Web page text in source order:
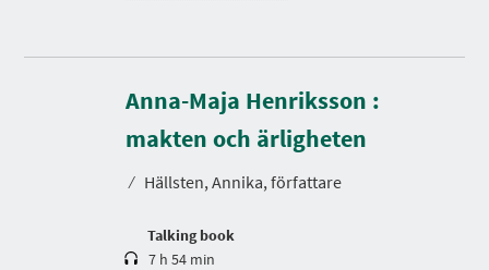
Anna-Maja Henriksson :
makten och ärligheten
⁄ Hällsten, Annika, författare
Talking book
D
u
r
a
i
7 h 54 min